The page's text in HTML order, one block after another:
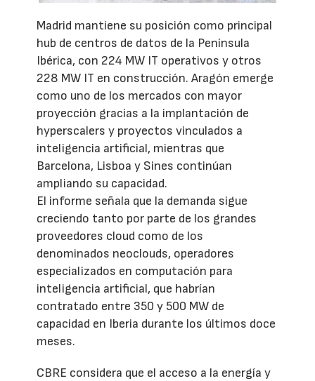
Madrid mantiene su posición como principal
hub de centros de datos de la Península
Ibérica, con 224 MW IT operativos y otros
228 MW IT en construcción. Aragón emerge
como uno de los mercados con mayor
proyección gracias a la implantación de
hyperscalers y proyectos vinculados a
inteligencia artificial, mientras que
Barcelona, Lisboa y Sines continúan
ampliando su capacidad.
El informe señala que la demanda sigue
creciendo tanto por parte de los grandes
proveedores cloud como de los
denominados neoclouds, operadores
especializados en computación para
inteligencia artificial, que habrían
contratado entre 350 y 500 MW de
capacidad en Iberia durante los últimos doce
meses.
CBRE considera que el acceso a la energía y